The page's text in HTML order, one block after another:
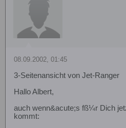
08.09.2002, 01:45
3-Seitenansicht von Jet-Ranger
Hallo Albert,
auch wenn&acute;s fß¼r Dich
kommt: